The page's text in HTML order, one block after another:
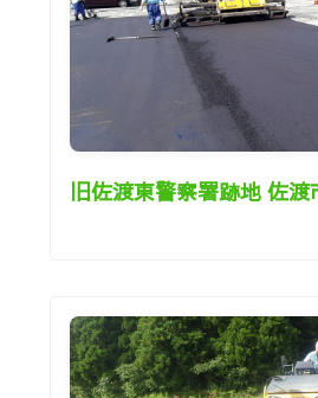
旧佐渡東警察署跡地 佐